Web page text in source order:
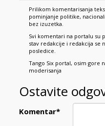
Prilikom komentarisanja
pominjanje politike,
bez izuzetka.
Svi komentari na portalu su
stav redakcije i redakcija se
posledice.
Tango Six portal, osim gore
moderisanja
Ostavite
Komentar*